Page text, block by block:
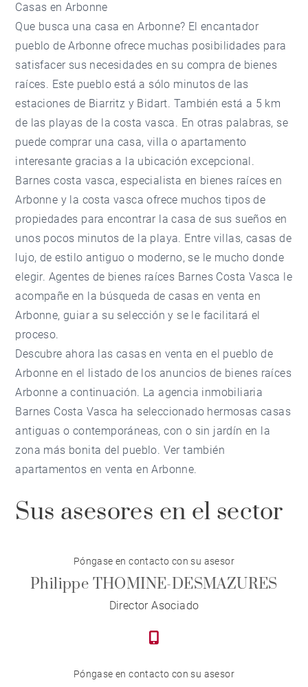
Casas en Arbonne
Que busca una casa en Arbonne? El encantador
pueblo de Arbonne ofrece muchas posibilidades para
satisfacer sus necesidades en su compra de bienes
raíces. Este pueblo está a sólo minutos de las
estaciones de Biarritz y Bidart. También está a 5 km
de las playas de la costa vasca. En otras palabras, se
puede comprar una casa, villa o apartamento
interesante gracias a la ubicación excepcional.
Barnes costa vasca, especialista en bienes raíces en
Arbonne y la costa vasca ofrece muchos tipos de
propiedades para encontrar la casa de sus sueños en
unos pocos minutos de la playa. Entre villas, casas de
lujo, de estilo antiguo o moderno, se le mucho donde
elegir. Agentes de bienes raíces Barnes Costa Vasca le
acompañe en la búsqueda de casas en venta en
Arbonne, guiar a su selección y se le facilitará el
proceso.
Descubre ahora las casas en venta en el pueblo de
Arbonne en el listado de los anuncios de bienes raíces
Arbonne a continuación. La agencia inmobiliaria
Barnes Costa Vasca ha seleccionado hermosas casas
antiguas o contemporáneas, con o sin jardín en la
zona más bonita del pueblo. Ver también
apartamentos en venta en Arbonne.
Sus asesores en el sector
Póngase en contacto con su asesor
Philippe THOMINE-DESMAZURES
Director Asociado
Póngase en contacto con su asesor